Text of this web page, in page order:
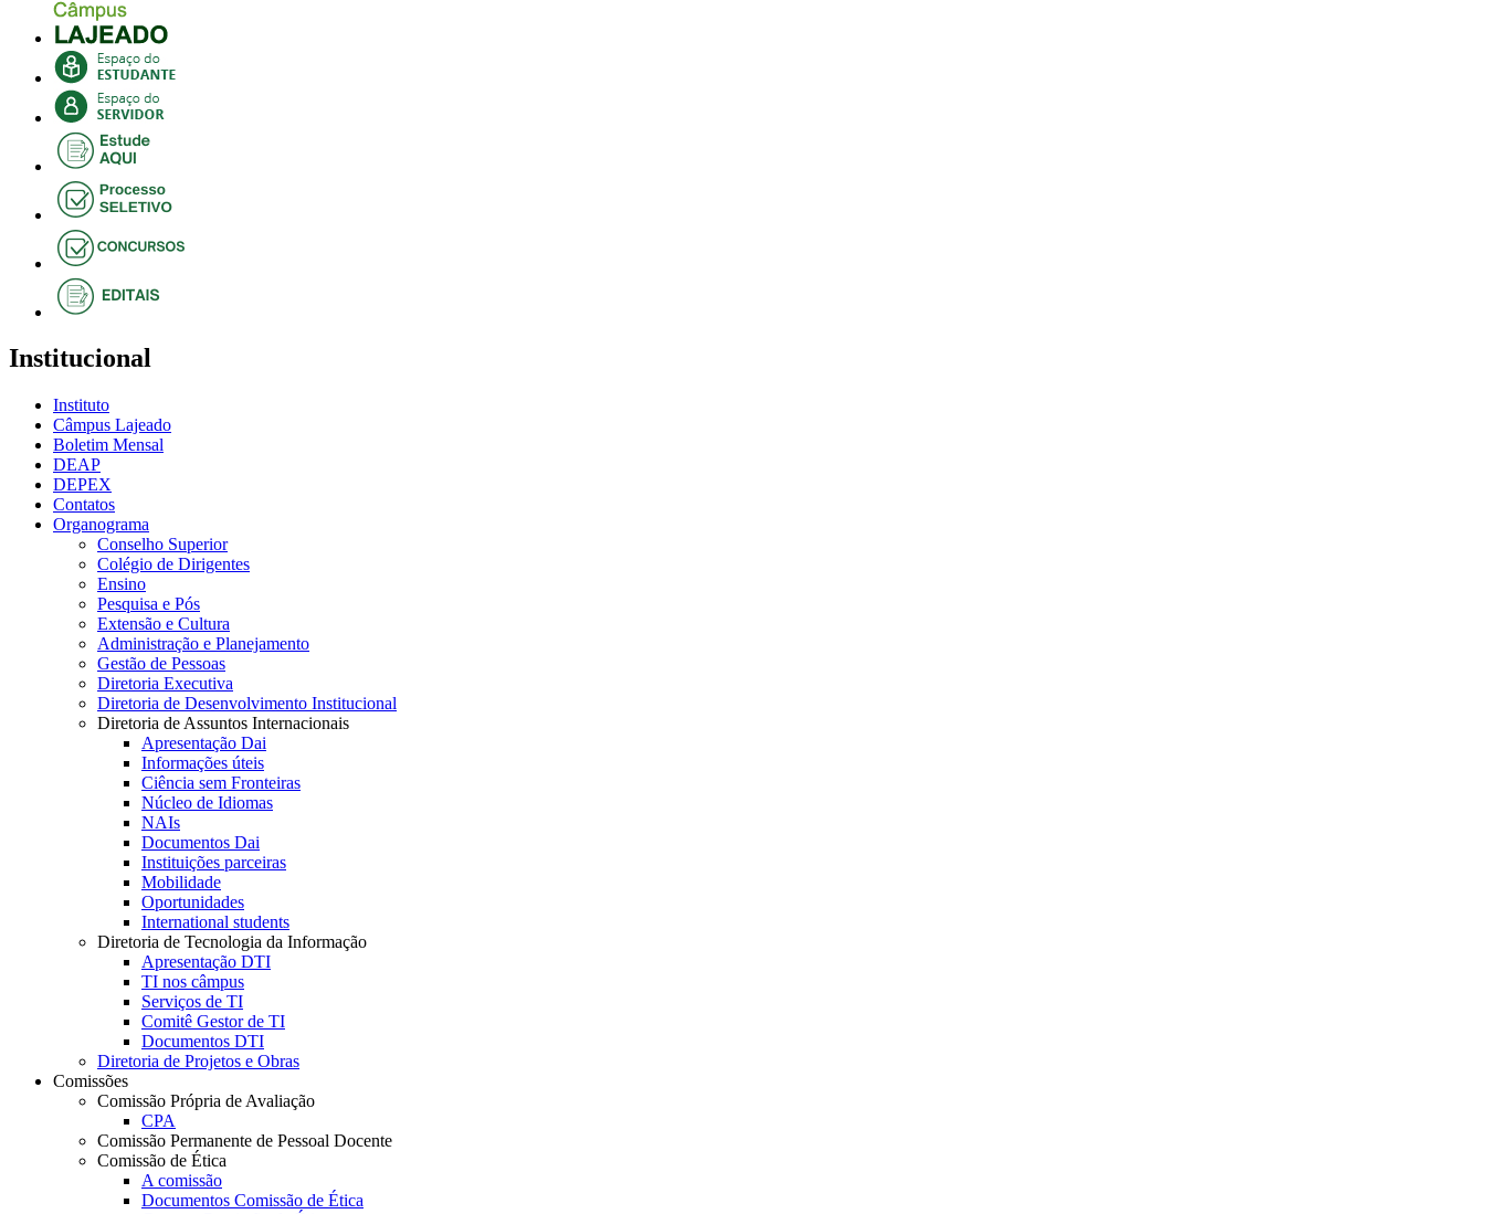
Institucional
Instituto
Câmpus Lajeado
Boletim Mensal
DEAP
DEPEX
Contatos
Organograma
Conselho Superior
Colégio de Dirigentes
Ensino
Pesquisa e Pós
Extensão e Cultura
Administração e Planejamento
Gestão de Pessoas
Diretoria Executiva
Diretoria de Desenvolvimento Institucional
Diretoria de Assuntos Internacionais
Apresentação Dai
Informações úteis
Ciência sem Fronteiras
Núcleo de Idiomas
NAIs
Documentos Dai
Instituições parceiras
Mobilidade
Oportunidades
International students
Diretoria de Tecnologia da Informação
Apresentação DTI
TI nos câmpus
Serviços de TI
Comitê Gestor de TI
Documentos DTI
Diretoria de Projetos e Obras
Comissões
Comissão Própria de Avaliação
CPA
Comissão Permanente de Pessoal Docente
Comissão de Ética
A comissão
Documentos Comissão de Ética